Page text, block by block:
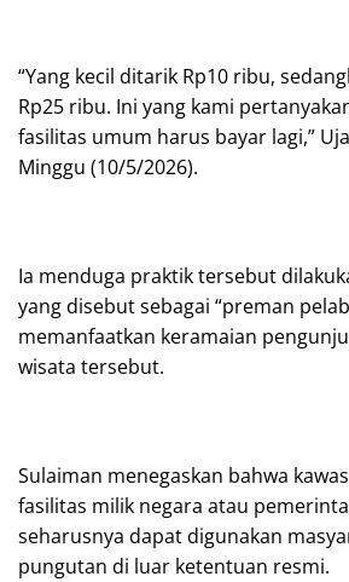
“Yang kecil ditarik Rp10 ribu,
Rp25 ribu. Ini yang kami
fasilitas umum harus bayar lagi,”
Minggu (10/5/2026).
Ia menduga praktik tersebut
yang disebut sebagai “preman
memanfaatkan keramaian
wisata tersebut.
Sulaiman menegaskan bahwa
fasilitas milik negara atau
seharusnya dapat digunakan
pungutan di luar ketentuan resmi.